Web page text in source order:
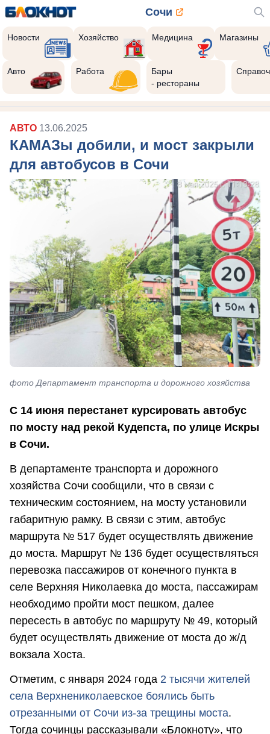
Сочи
Новости Хозяйство Медицина Магазины
Авто Работа
Бары
- рестораны
АВТО 13.06.2025
КАМАЗы добили, и мост закрыли
для автобусов в Сочи
фото Департамент транспорта и дорожного хозяйства
С 14 июня перестанет курсировать автобус
по мосту над рекой Кудепста, по улице Искры
в Сочи.
В департаменте транспорта и дорожного
хозяйства Сочи сообщили, что в связи с
техническим состоянием, на мосту установили
габаритную рамку. В связи с этим, автобус
маршрута № 517 будет осуществлять движение
до моста. Маршрут № 136 будет осуществляться
перевозка пассажиров от конечного пункта в
селе Верхняя Николаевка до моста, пассажирам
необходимо пройти мост пешком, далее
пересесть в автобус по маршруту № 49, который
будет осуществлять движение от моста до ж/д
вокзала Хоста.
Отметим, с января 2024 года 2 тысячи жителей
села Верхнениколаевское боялись быть
отрезанными от Сочи из-за трещины моста.
Тогда сочинцы рассказывали «Блокноту», что